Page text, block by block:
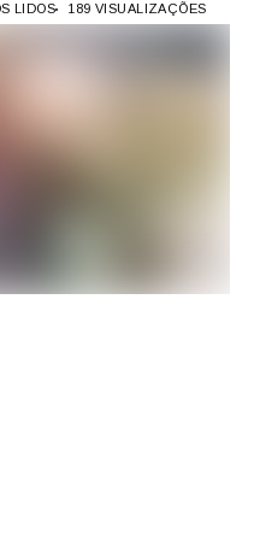
LIDOS 189 VISUALIZAÇÕES